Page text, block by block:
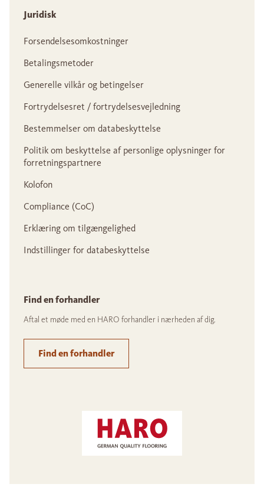
Juridisk
Forsendelsesomkostninger
Betalingsmetoder
Generelle vilkår og betingelser
Fortrydelsesret / fortrydelsesvejledning
Bestemmelser om databeskyttelse
Politik om beskyttelse af personlige oplysninger for
forretningspartnere
Kolofon
Compliance (CoC)
Erklæring om tilgængelighed
Indstillinger for databeskyttelse
Find en forhandler
Aftal et møde med en HARO forhandler i nærheden af dig.
Find en forhandler